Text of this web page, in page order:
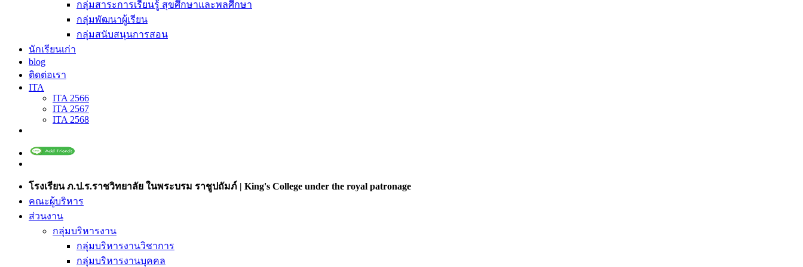
กลุ่มสาระการเรียนรู้ สุขศึกษาและพลศึกษา
กลุ่มพัฒนาผู้เรียน
กลุ่มสนับสนุนการสอน
นักเรียนเก่า
blog
ติดต่อเรา
ITA
ITA 2566
ITA 2567
ITA 2568
โรงเรียน ภ.ป.ร.ราชวิทยาลัย ในพระบรม ราชูปถัมภ์ | King's College under the royal patronage
คณะผู้บริหาร
ส่วนงาน
กลุ่มบริหารงาน
กลุ่มบริหารงานวิชาการ
กลุ่มบริหารงานบุคคล